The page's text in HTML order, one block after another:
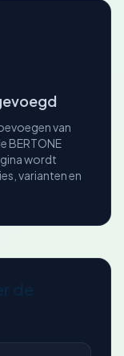
van
BERTONE
wordt
varianten en